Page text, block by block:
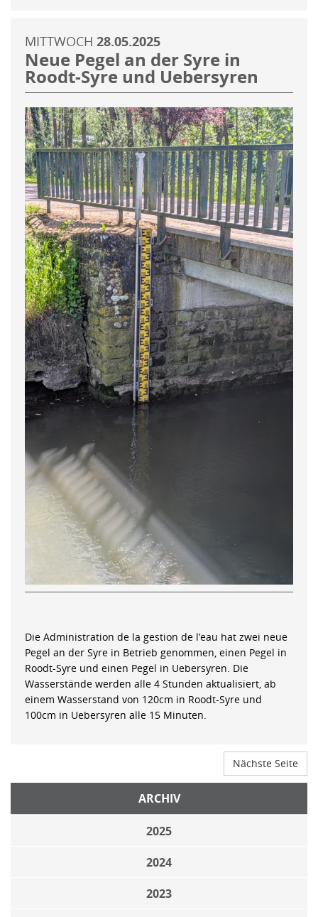
MITTWOCH 28.05.2025
Neue Pegel an der Syre in
Roodt-Syre und Uebersyren
Die Administration de la gestion de l’eau hat zwei neue
Pegel an der Syre in Betrieb genommen, einen Pegel in
Roodt-Syre und einen Pegel in Uebersyren. Die
Wasserstände werden alle 4 Stunden aktualisiert, ab
einem Wasserstand von 120cm in Roodt-Syre und
100cm in Uebersyren alle 15 Minuten.
Nächste Seite
ARCHIV
2025
2024
2023